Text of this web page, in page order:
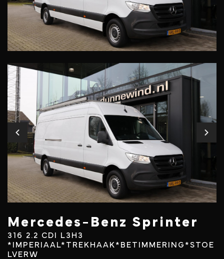
Mercedes-Benz Sprinter
316 2.2 CDI L3H3
*IMPERIAAL*TREKHAAK*BETIMMERING*STOE
LVERW